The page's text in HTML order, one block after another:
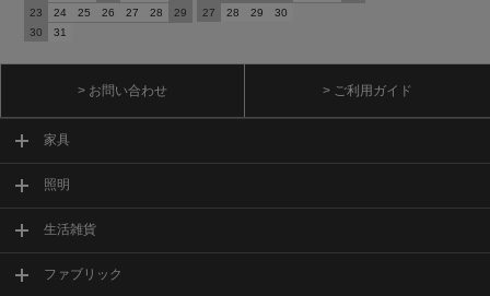
23
24 25 26 27 28
29
30
31
27
28 29 30
> お問い合わせ > ご利用ガイド
家具
照明
生活雑貨
ファブリック